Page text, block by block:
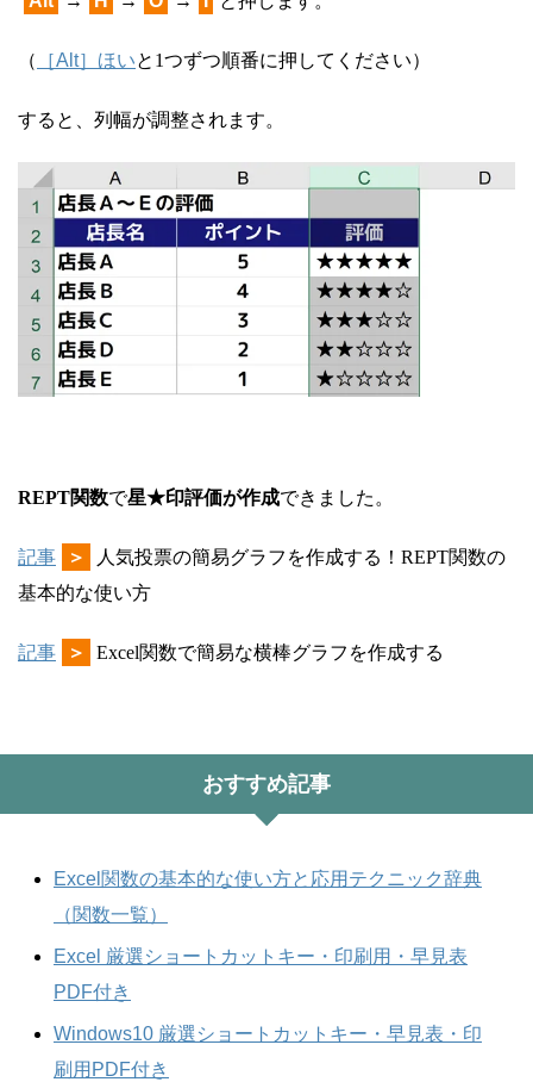
（ ［Alt］ほいと1つずつ順番に押してください）
すると、列幅が調整されます。
REPT関数で星★印評価が作成できました。
記事 ＞
人気投票の簡易グラフを作成する！REPT関数の
基本的な使い方
記事 ＞ Excel関数で簡易な横棒グラフを作成する
おすすめ記事
Excel関数の基本的な使い方と応用テクニック辞典
（関数一覧）
Excel 厳選ショートカットキー・印刷用・早見表
PDF付き
Windows10 厳選ショートカットキー・早見表・印
刷用PDF付き